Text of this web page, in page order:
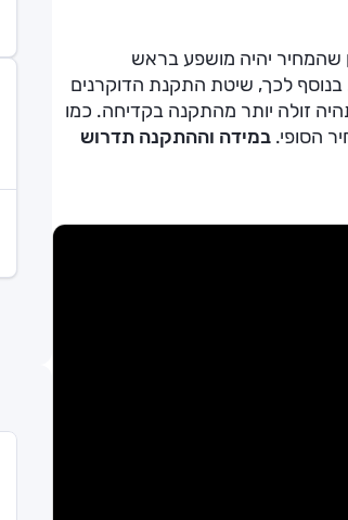
שהמחיר יהיה מושפע בראש
בנוסף לכך, שיטת התקנת הדוקרנים
זולה יותר מהתקנה בקדיחה. כמו
הסופי. במידה וההתקנה תדרוש